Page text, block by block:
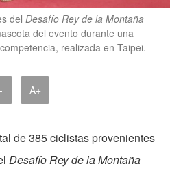
del Desafío Rey de la Montaña
del evento durante una
realizada en Taipei.
A+
de 385 ciclistas provenientes
Desafío Rey de la Montaña